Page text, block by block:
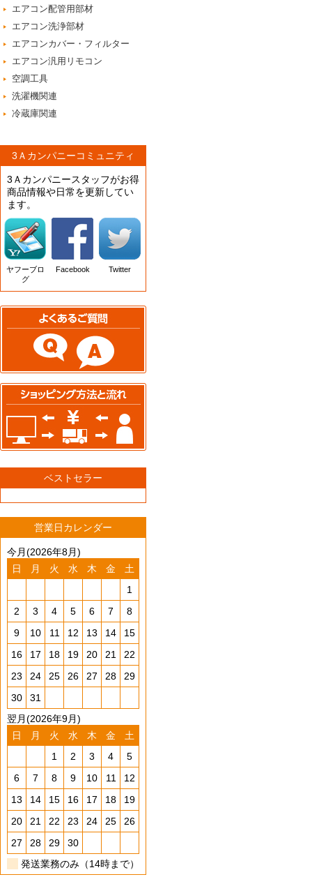
エアコン配管用部材
エアコン洗浄部材
エアコンカバー・フィルター
エアコン汎用リモコン
空調工具
洗濯機関連
冷蔵庫関連
3Ａカンパニーコミュニティ
3Ａカンパニースタッフがお得
商品情報や日常を更新してい
ます。
ヤフーブロ
グ
Facebook Twitter
ベストセラー
営業日カレンダー
今月(2026年8月)
日
月 火 水 木 金
土
1
2
3 4 5 6 7
8
9
10 11 12 13 14
15
16
17 18 19 20 21
22
23
24 25 26 27 28
29
30
31
翌月(2026年9月)
日
月 火 水 木 金
土
1
2 3 4
5
6
7 8 9 10 11
12
13
14 15 16 17 18
19
20
21 22 23 24 25
26
27
28 29
30
発送業務のみ（14時まで）